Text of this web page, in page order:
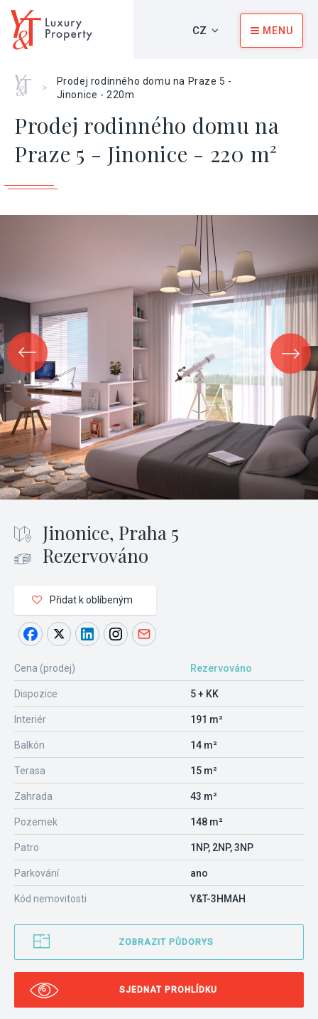
CZ MENU
Home
>
Prodej rodinného domu na Praze 5 -
Jinonice - 220m
Prodej rodinného domu na
Praze 5 - Jinonice - 220 m²
Jinonice, Praha 5
Rezervováno
Přidat k oblíbeným
Cena (prodej) Rezervováno
Dispozice 5 + KK
Interiér 191 m²
Balkón 14 m²
Terasa 15 m²
Zahrada 43 m²
Pozemek 148 m²
Patro 1NP, 2NP, 3NP
Parkování ano
Kód nemovitosti Y&T-3HMAH
ZOBRAZIT PŮDORYS
SJEDNAT PROHLÍDKU